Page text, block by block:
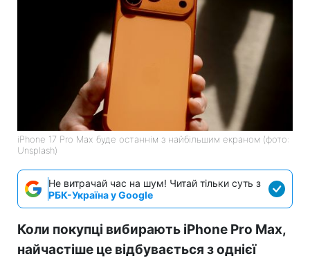
iPhone 17 Pro Max буде останнім з найбільшим екраном (фото:
Unsplash)
Не витрачай час на шум! Читай тільки суть з
РБК-Україна у Google
Коли покупці вибирають iPhone Pro Max,
найчастіше це відбувається з однієї